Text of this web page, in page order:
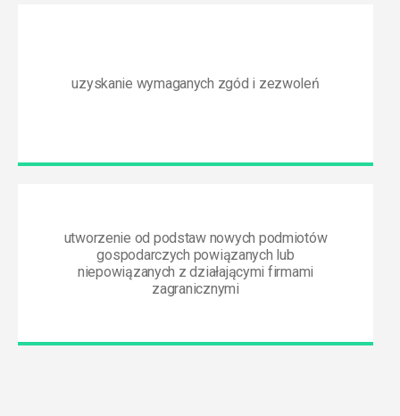
uzyskanie wymaganych zgód i zezwoleń
utworzenie od podstaw nowych podmiotów
gospodarczych powiązanych lub
niepowiązanych z działającymi firmami
zagranicznymi